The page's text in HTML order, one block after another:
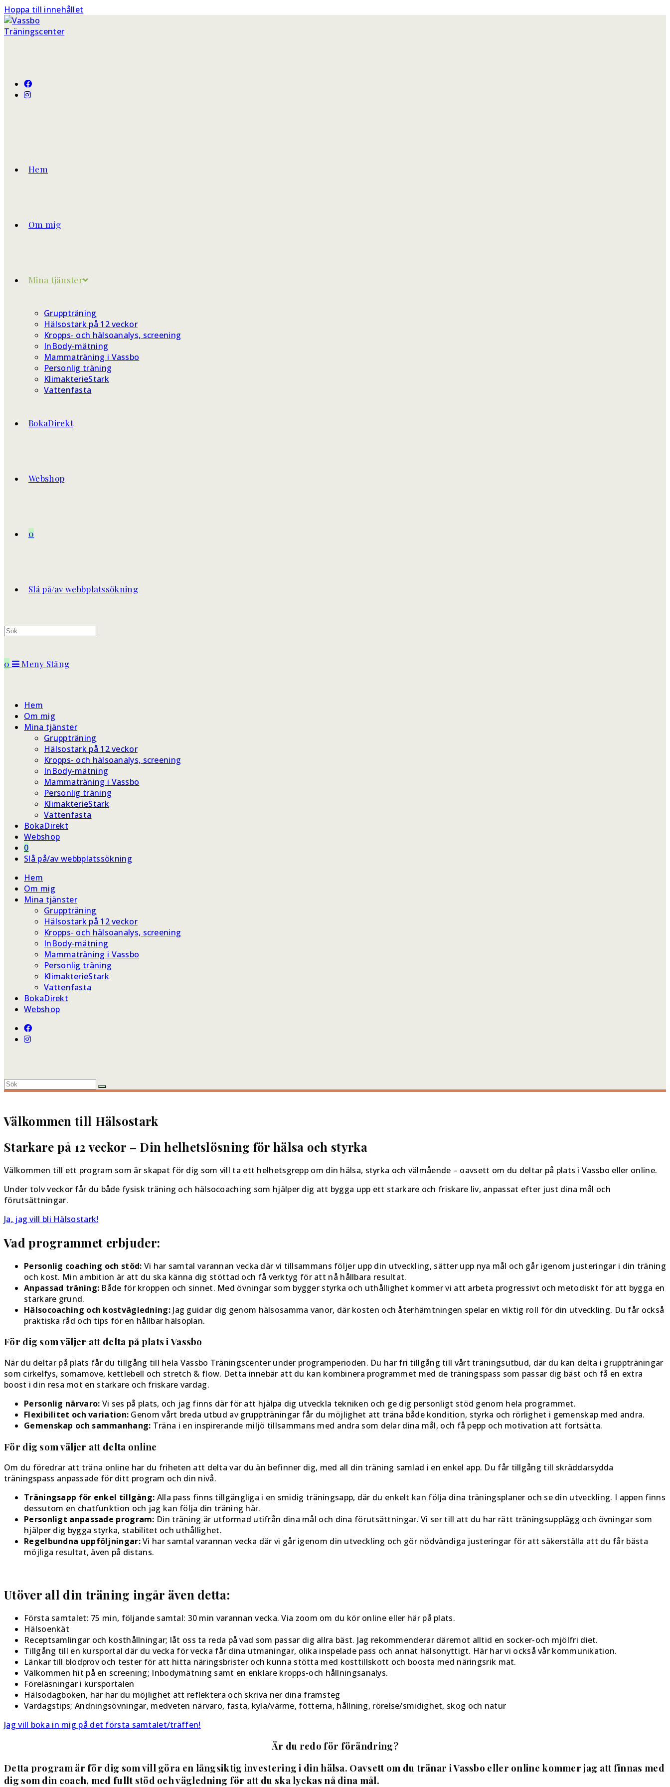
Hoppa till innehållet
Hem
Om mig
Mina tjänster
Gruppträning
Hälsostark på 12 veckor
Kropps- och hälsoanalys, screening
InBody-mätning
Mammaträning i Vassbo
Personlig träning
KlimakterieStark
Vattenfasta
BokaDirekt
Webshop
0
Slå på/av webbplatssökning
0 Meny Stäng
Hem
Om mig
Mina tjänster
Gruppträning
Hälsostark på 12 veckor
Kropps- och hälsoanalys, screening
InBody-mätning
Mammaträning i Vassbo
Personlig träning
KlimakterieStark
Vattenfasta
BokaDirekt
Webshop
0
Slå på/av webbplatssökning
Hem
Om mig
Mina tjänster
Gruppträning
Hälsostark på 12 veckor
Kropps- och hälsoanalys, screening
InBody-mätning
Mammaträning i Vassbo
Personlig träning
KlimakterieStark
Vattenfasta
BokaDirekt
Webshop
Välkommen till Hälsostark
Starkare på 12 veckor – Din helhetslösning för hälsa och styrka
Välkommen till ett program som är skapat för dig som vill ta ett helhetsgrepp om din hälsa, styrka och välmående – oavsett om du deltar på plats i Vassbo eller online.
Under tolv veckor får du både fysisk träning och hälsocoaching som hjälper dig att bygga upp ett starkare och friskare liv, anpassat efter just dina mål och
förutsättningar.
Ja, jag vill bli Hälsostark!
Vad programmet erbjuder:
Personlig coaching och stöd: Vi har samtal varannan vecka där vi tillsammans följer upp din utveckling, sätter upp nya mål och går igenom justeringar i din träning
och kost. Min ambition är att du ska känna dig stöttad och få verktyg för att nå hållbara resultat.
Anpassad träning: Både för kroppen och sinnet. Med övningar som bygger styrka och uthållighet kommer vi att arbeta progressivt och metodiskt för att bygga en
starkare grund.
Hälsocoaching och kostvägledning:Jag guidar dig genom hälsosamma vanor, där kosten och återhämtningen spelar en viktig roll för din utveckling. Du får också
praktiska råd och tips för en hållbar hälsoplan.
För dig som väljer att delta på plats i Vassbo
När du deltar på plats får du tillgång till hela Vassbo Träningscenter under programperioden. Du har fri tillgång till vårt träningsutbud, där du kan delta i gruppträningar
som cirkelfys, somamove, kettlebell och stretch & flow. Detta innebär att du kan kombinera programmet med de träningspass som passar dig bäst och få en extra
boost i din resa mot en starkare och friskare vardag.
Personlig närvaro: Vi ses på plats, och jag finns där för att hjälpa dig utveckla tekniken och ge dig personligt stöd genom hela programmet.
Flexibilitet och variation: Genom vårt breda utbud av gruppträningar får du möjlighet att träna både kondition, styrka och rörlighet i gemenskap med andra.
Gemenskap och sammanhang: Träna i en inspirerande miljö tillsammans med andra som delar dina mål, och få pepp och motivation att fortsätta.
För dig som väljer att delta online
Om du föredrar att träna online har du friheten att delta var du än befinner dig, med all din träning samlad i en enkel app. Du får tillgång till skräddarsydda
träningspass anpassade för ditt program och din nivå.
Träningsapp för enkel tillgång: Alla pass finns tillgängliga i en smidig träningsapp, där du enkelt kan följa dina träningsplaner och se din utveckling. I appen finns
dessutom en chatfunktion och jag kan följa din träning här.
Personligt anpassade program: Din träning är utformad utifrån dina mål och dina förutsättningar. Vi ser till att du har rätt träningsupplägg och övningar som
hjälper dig bygga styrka, stabilitet och uthållighet.
Regelbundna uppföljningar:Vi har samtal varannan vecka där vi går igenom din utveckling och gör nödvändiga justeringar för att säkerställa att du får bästa
möjliga resultat, även på distans.
Utöver all din träning ingår även detta:
Första samtalet: 75 min, följande samtal: 30 min varannan vecka. Via zoom om du kör online eller här på plats.
Hälsoenkät
Receptsamlingar och kosthållningar; låt oss ta reda på vad som passar dig allra bäst. Jag rekommenderar däremot alltid en socker-och mjölfri diet.
Tillgång till en kursportal där du vecka för vecka får dina utmaningar, olika inspelade pass och annat hälsonyttigt. Här har vi också vår kommunikation.
Länkar till blodprov och tester för att hitta näringsbrister och kunna stötta med kosttillskott och boosta med näringsrik mat.
Välkommen hit på en screening; Inbodymätning samt en enklare kropps-och hållningsanalys.
Föreläsningar i kursportalen
Hälsodagboken, här har du möjlighet att reflektera och skriva ner dina framsteg
Vardagstips; Andningsövningar, medveten närvaro, fasta, kyla/värme, fötterna, hållning, rörelse/smidighet, skog och natur
Jag vill boka in mig på det första samtalet/träffen!
Är du redo för förändring?
Detta program är för dig som vill göra en långsiktig investering i din hälsa. Oavsett om du tränar i Vassbo eller online kommer jag att finnas med
dig som din coach, med fullt stöd och vägledning för att du ska lyckas nå dina mål.